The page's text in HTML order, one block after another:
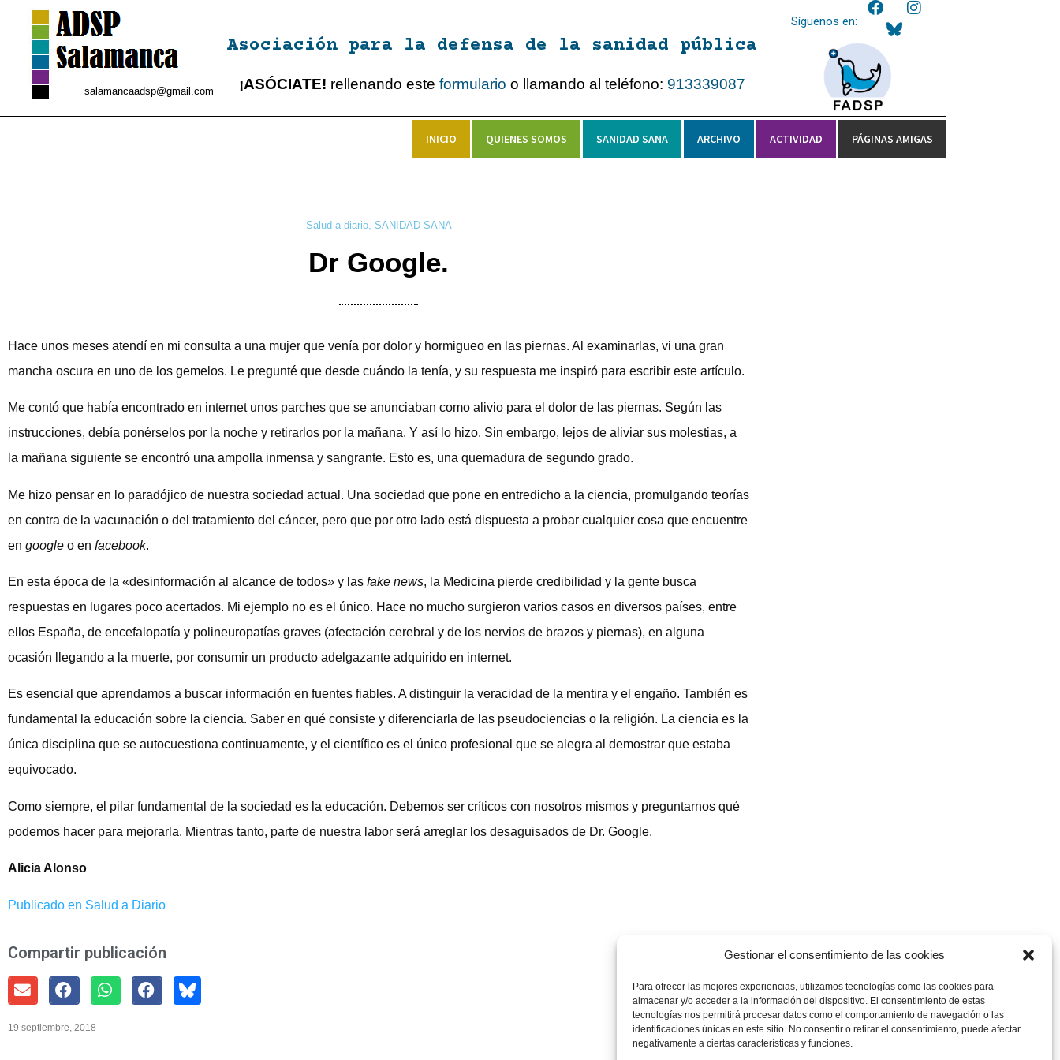
Gestionar el consentimiento de las cookies
Para ofrecer las mejores experiencias, utilizamos tecnologías como las cookies para
almacenar y/o acceder a la información del dispositivo. El consentimiento de estas
tecnologías nos permitirá procesar datos como el comportamiento de navegación o las
identificaciones únicas en este sitio. No consentir o retirar el consentimiento, puede afectar
negativamente a ciertas características y funciones.
salamancaadsp@gmail.com
Asociación para la defensa de la sanidad pública
¡ASÓCIATE! rellenando esteformulario o llamando al teléfono: 913339087
Síguenos en:
INICIO QUIENES SOMOS SANIDAD SANA ARCHIVO ACTIVIDAD PÁGINAS AMIGAS
Salud a diario, SANIDAD SANA
Dr Google.
Hace unos meses atendí en mi consulta a una mujer que venía por dolor y hormigueo en las piernas. Al examinarlas, vi una gran
mancha oscura en uno de los gemelos. Le pregunté que desde cuándo la tenía, y su respuesta me inspiró para escribir este artículo.
Me contó que había encontrado en internet unos parches que se anunciaban como alivio para el dolor de las piernas. Según las
instrucciones, debía ponérselos por la noche y retirarlos por la mañana. Y así lo hizo. Sin embargo, lejos de aliviar sus molestias, a
la mañana siguiente se encontró una ampolla inmensa y sangrante. Esto es, una quemadura de segundo grado.
Me hizo pensar en lo paradójico de nuestra sociedad actual. Una sociedad que pone en entredicho a la ciencia, promulgando teorías
en contra de la vacunación o del tratamiento del cáncer, pero que por otro lado está dispuesta a probar cualquier cosa que encuentre
en google o en facebook.
En esta época de la «desinformación al alcance de todos» y las fake news, la Medicina pierde credibilidad y la gente busca
respuestas en lugares poco acertados. Mi ejemplo no es el único. Hace no mucho surgieron varios casos en diversos países, entre
ellos España, de encefalopatía y polineuropatías graves (afectación cerebral y de los nervios de brazos y piernas), en alguna
ocasión llegando a la muerte, por consumir un producto adelgazante adquirido en internet.
Es esencial que aprendamos a buscar información en fuentes fiables. A distinguir la veracidad de la mentira y el engaño. También es
fundamental la educación sobre la ciencia. Saber en qué consiste y diferenciarla de las pseudociencias o la religión. La ciencia es la
única disciplina que se autocuestiona continuamente, y el científico es el único profesional que se alegra al demostrar que estaba
equivocado.
Como siempre, el pilar fundamental de la sociedad es la educación. Debemos ser críticos con nosotros mismos y preguntarnos qué
podemos hacer para mejorarla. Mientras tanto, parte de nuestra labor será arreglar los desaguisados de Dr. Google.
Alicia Alonso
Publicado en Salud a Diario
Compartir publicación
19 septiembre, 2018